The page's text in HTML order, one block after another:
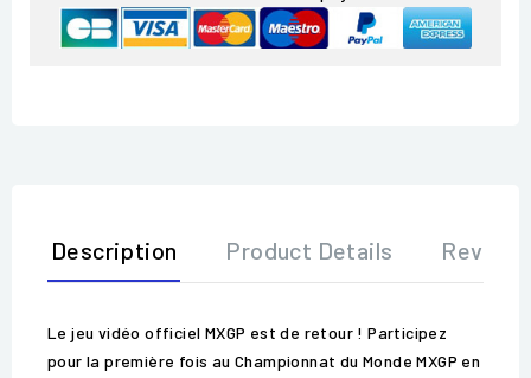
Description Product Details
Le jeu vidéo officiel MXGP est de retour ! Participez
pour la première fois au Championnat du Monde MXGP en